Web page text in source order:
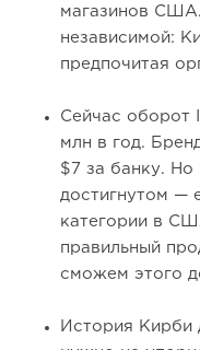
магазинов
независимой:
предпочитая
Сейчас оборот
млн в год.
$7 за банку. Но
достигнутом —
категории в
правильный
сможем этого
История Кирби